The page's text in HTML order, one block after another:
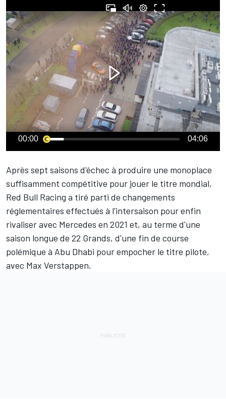
00:00 04:06
Après sept saisons d'échec à produire une monoplace
suffisamment compétitive pour jouer le titre mondial,
Red Bull Racing a tiré parti de changements
réglementaires effectués à l'intersaison pour enfin
rivaliser avec Mercedes en 2021 et, au terme d'une
saison longue de 22 Grands, d'une fin de course
polémique à Abu Dhabi pour empocher le titre pilote,
avec Max Verstappen.